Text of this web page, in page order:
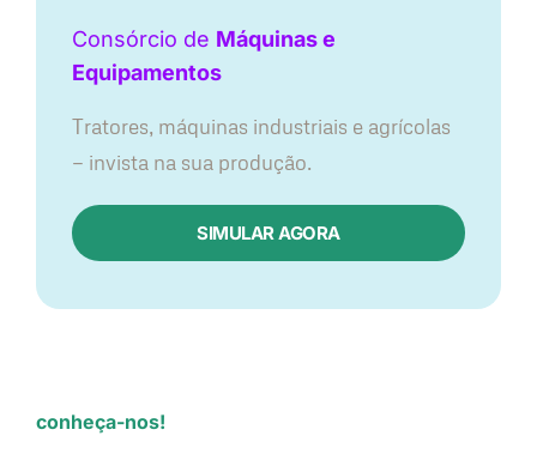
Consórcio de Máquinas e
Equipamentos
Tratores, máquinas industriais e agrícolas
— invista na sua produção.
SIMULAR AGORA
conheça-nos!